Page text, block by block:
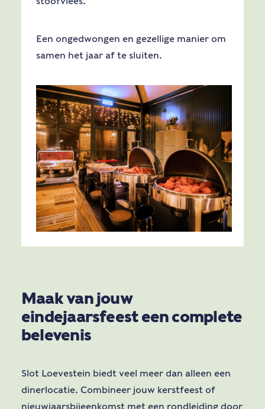
Een ongedwongen en gezellige manier om
samen het jaar af te sluiten.
Maak van jouw
eindejaarsfeest een complete
belevenis
Slot Loevestein biedt veel meer dan alleen een
dinerlocatie. Combineer jouw kerstfeest of
nieuwjaarsbijeenkomst met een rondleiding door